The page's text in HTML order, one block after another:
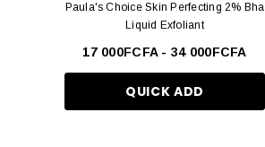
The Inkey List
KAYALI
Byoma
Paula's Choice Skin Perfecting 2% Bha
Liquid Exfoliant
17 000FCFA - 34 000FCFA
QUICK ADD